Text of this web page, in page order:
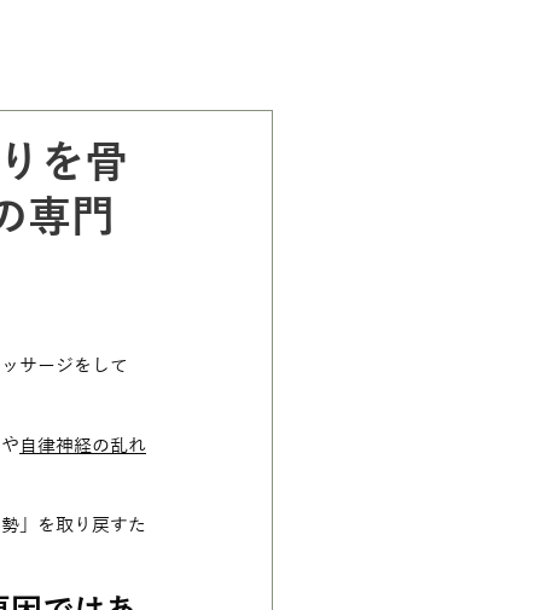
を骨
専門
サージをして
自律神経の乱れ
」を取り戻すた